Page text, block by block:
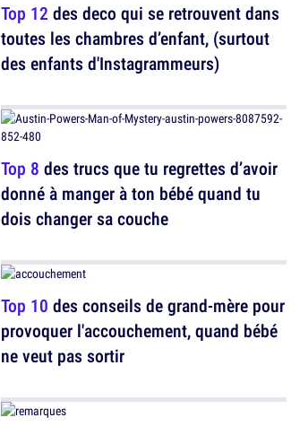
Top 12 des deco qui se retrouvent dans
toutes les chambres d’enfant, (surtout
des enfants d'Instagrammeurs)
Top 8 des trucs que tu regrettes d’avoir
donné à manger à ton bébé quand tu
dois changer sa couche
Top 10 des conseils de grand-mère pour
provoquer l'accouchement, quand bébé
ne veut pas sortir